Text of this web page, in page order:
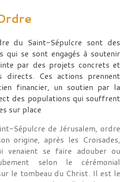
du Saint-Sépulcre sont des
qui se sont engagés à soutenir
par des projets concrets et
directs. Ces actions prennent
financier, un soutien par la
des populations qui souffrent
sur place
Sépulcre de Jérusalem, ordre
origine, après les Croisades,
venaient se faire adouber ou
selon le cérémonial
le tombeau du Christ. Il est le